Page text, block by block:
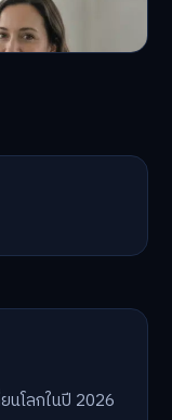
นโลกในปี 2026